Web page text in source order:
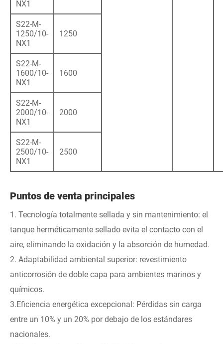
NX1
S22-M-
1250/10-
NX1
1250
S22-M-
1600/10-
NX1
1600
S22-M-
2000/10-
NX1
2000
S22-M-
2500/10-
NX1
2500
Puntos de venta principales
1. Tecnología totalmente sellada y sin mantenimiento: el
tanque herméticamente sellado evita el contacto con el
aire, eliminando la oxidación y la absorción de humedad.
2. Adaptabilidad ambiental superior: revestimiento
anticorrosión de doble capa para ambientes marinos y
químicos.
3.Eficiencia energética excepcional: Pérdidas sin carga
entre un 10% y un 20% por debajo de los estándares
nacionales.